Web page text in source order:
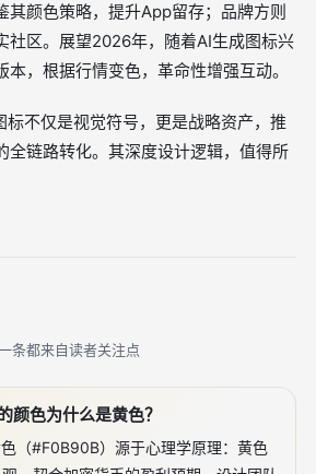
其颜色策略，提升App留存；品牌方则
社区。展望2026年，随着AI生成图标兴
，根据行情变色，革命性增强互动。
不仅是视觉符号，更是战略资产，推
全链路转化。其深度设计逻辑，值得所
条都来自读者关注点
颜色为什么是黄色？
（#F0B90B）源于心理学原理：黄色